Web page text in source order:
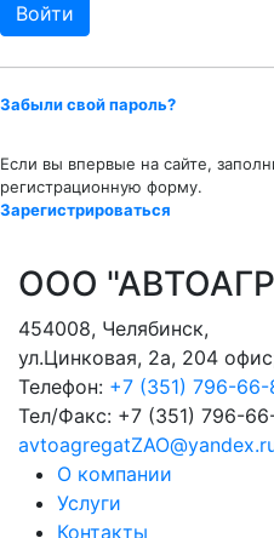
Забыли свой пароль?
Если вы впервые на сайте,
регистрационную форму.
Зарегистрироваться
ООО
454008, Челябинск,
ул.Цинковая, 2а, 204
Телефон: +7 (351) 796-66-
Тел/Факс: +7 (351) 796-
О компании
Услуги
Контакты